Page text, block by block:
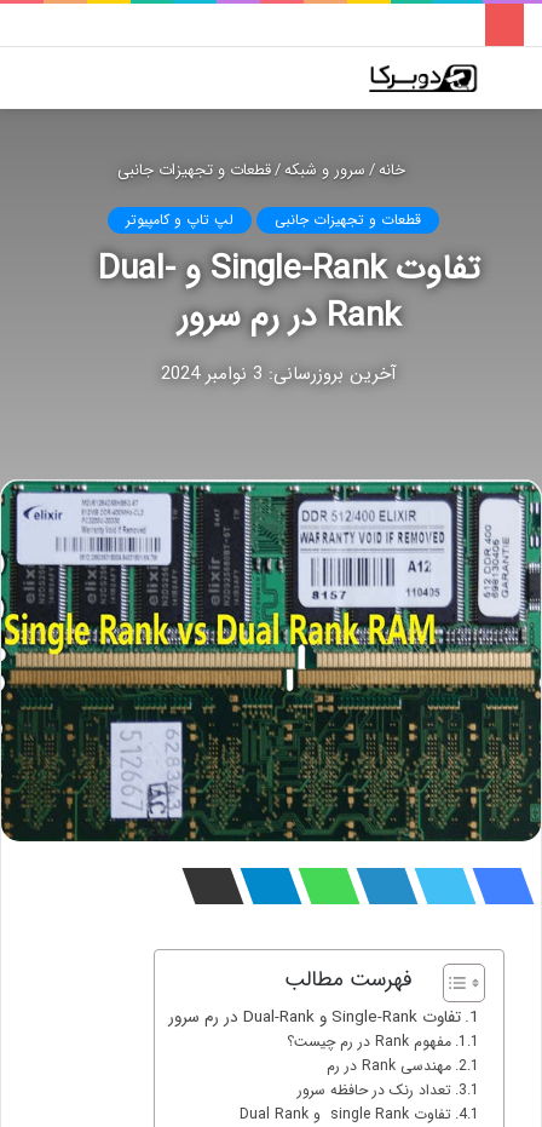
پوسته
فهرست
خانه/سرور و شبکه/قطعات و تجهیزات جانبی
قطعات و تجهیزات جانبی لپ تاپ و کامپیوتر
تفاوت Single-Rank و Dual-
Rank در رم سرور
آخرین بروزرسانی: 3 نوامبر 2024
فهرست مطالب
تفاوت Single-Rank و Dual-Rank در رم سرور
مفهوم Rank در رم چیست؟
مهندسی Rank در رم
تعداد رنک در حافظه سرور
تفاوت single Rank و Dual Rank